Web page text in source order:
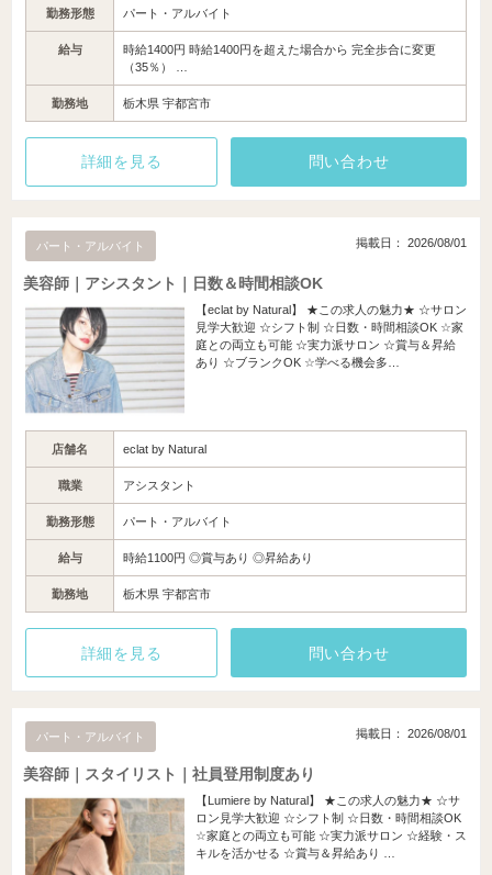
勤務形態 パート・アルバイト
給与
時給1400円 時給1400円を超えた場合から 完全歩合に変更
（35％） …
勤務地 栃木県 宇都宮市
詳細を見る 問い合わせ
パート・アルバイト 掲載日： 2026/08/01
美容師｜アシスタント｜日数＆時間相談OK
【eclat by Natural】 ★この求人の魅力★ ☆サロン
見学大歓迎 ☆シフト制 ☆日数・時間相談OK ☆家
庭との両立も可能 ☆実力派サロン ☆賞与＆昇給
あり ☆ブランクOK ☆学べる機会多…
店舗名 eclat by Natural
職業 アシスタント
勤務形態 パート・アルバイト
給与 時給1100円 ◎賞与あり ◎昇給あり
勤務地 栃木県 宇都宮市
詳細を見る 問い合わせ
パート・アルバイト 掲載日： 2026/08/01
美容師｜スタイリスト｜社員登用制度あり
【Lumiere by Natural】 ★この求人の魅力★ ☆サ
ロン見学大歓迎 ☆シフト制 ☆日数・時間相談OK
☆家庭との両立も可能 ☆実力派サロン ☆経験・ス
キルを活かせる ☆賞与＆昇給あり …